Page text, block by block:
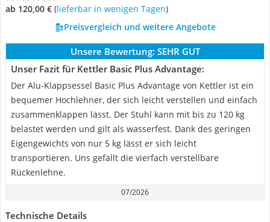
ab 120,00 € ( Lieferbar in wenigen Tagen)
Preisvergleich und weitere Angebote
Unsere Bewertung: SEHR GUT
Unser Fazit für Kettler Basic Plus Advantage:
Der Alu-Klappsessel Basic Plus Advantage von Kettler ist ein
bequemer Hochlehner, der sich leicht verstellen und einfach
zusammenklappen lässt. Der Stuhl kann mit bis zu 120 kg
belastet werden und gilt als wasserfest. Dank des geringen
Eigengewichts von nur 5 kg lässt er sich leicht
transportieren. Uns gefällt die vierfach verstellbare
Rückenlehne.
07/2026
Technische Details